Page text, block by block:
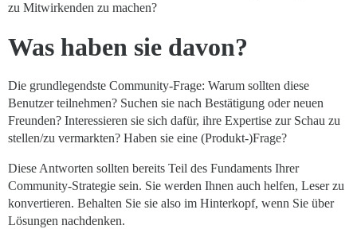
zu Mitwirkenden zu machen?
Was haben sie davon?
Die grundlegendste Community-Frage: Warum sollten diese
Benutzer teilnehmen? Suchen sie nach Bestätigung oder neuen
Freunden? Interessieren sie sich dafür, ihre Expertise zur Schau zu
stellen/zu vermarkten? Haben sie eine (Produkt-)Frage?
Diese Antworten sollten bereits Teil des Fundaments Ihrer
Community-Strategie sein. Sie werden Ihnen auch helfen, Leser zu
konvertieren. Behalten Sie sie also im Hinterkopf, wenn Sie über
Lösungen nachdenken.